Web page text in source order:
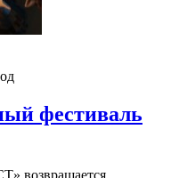
фестиваль